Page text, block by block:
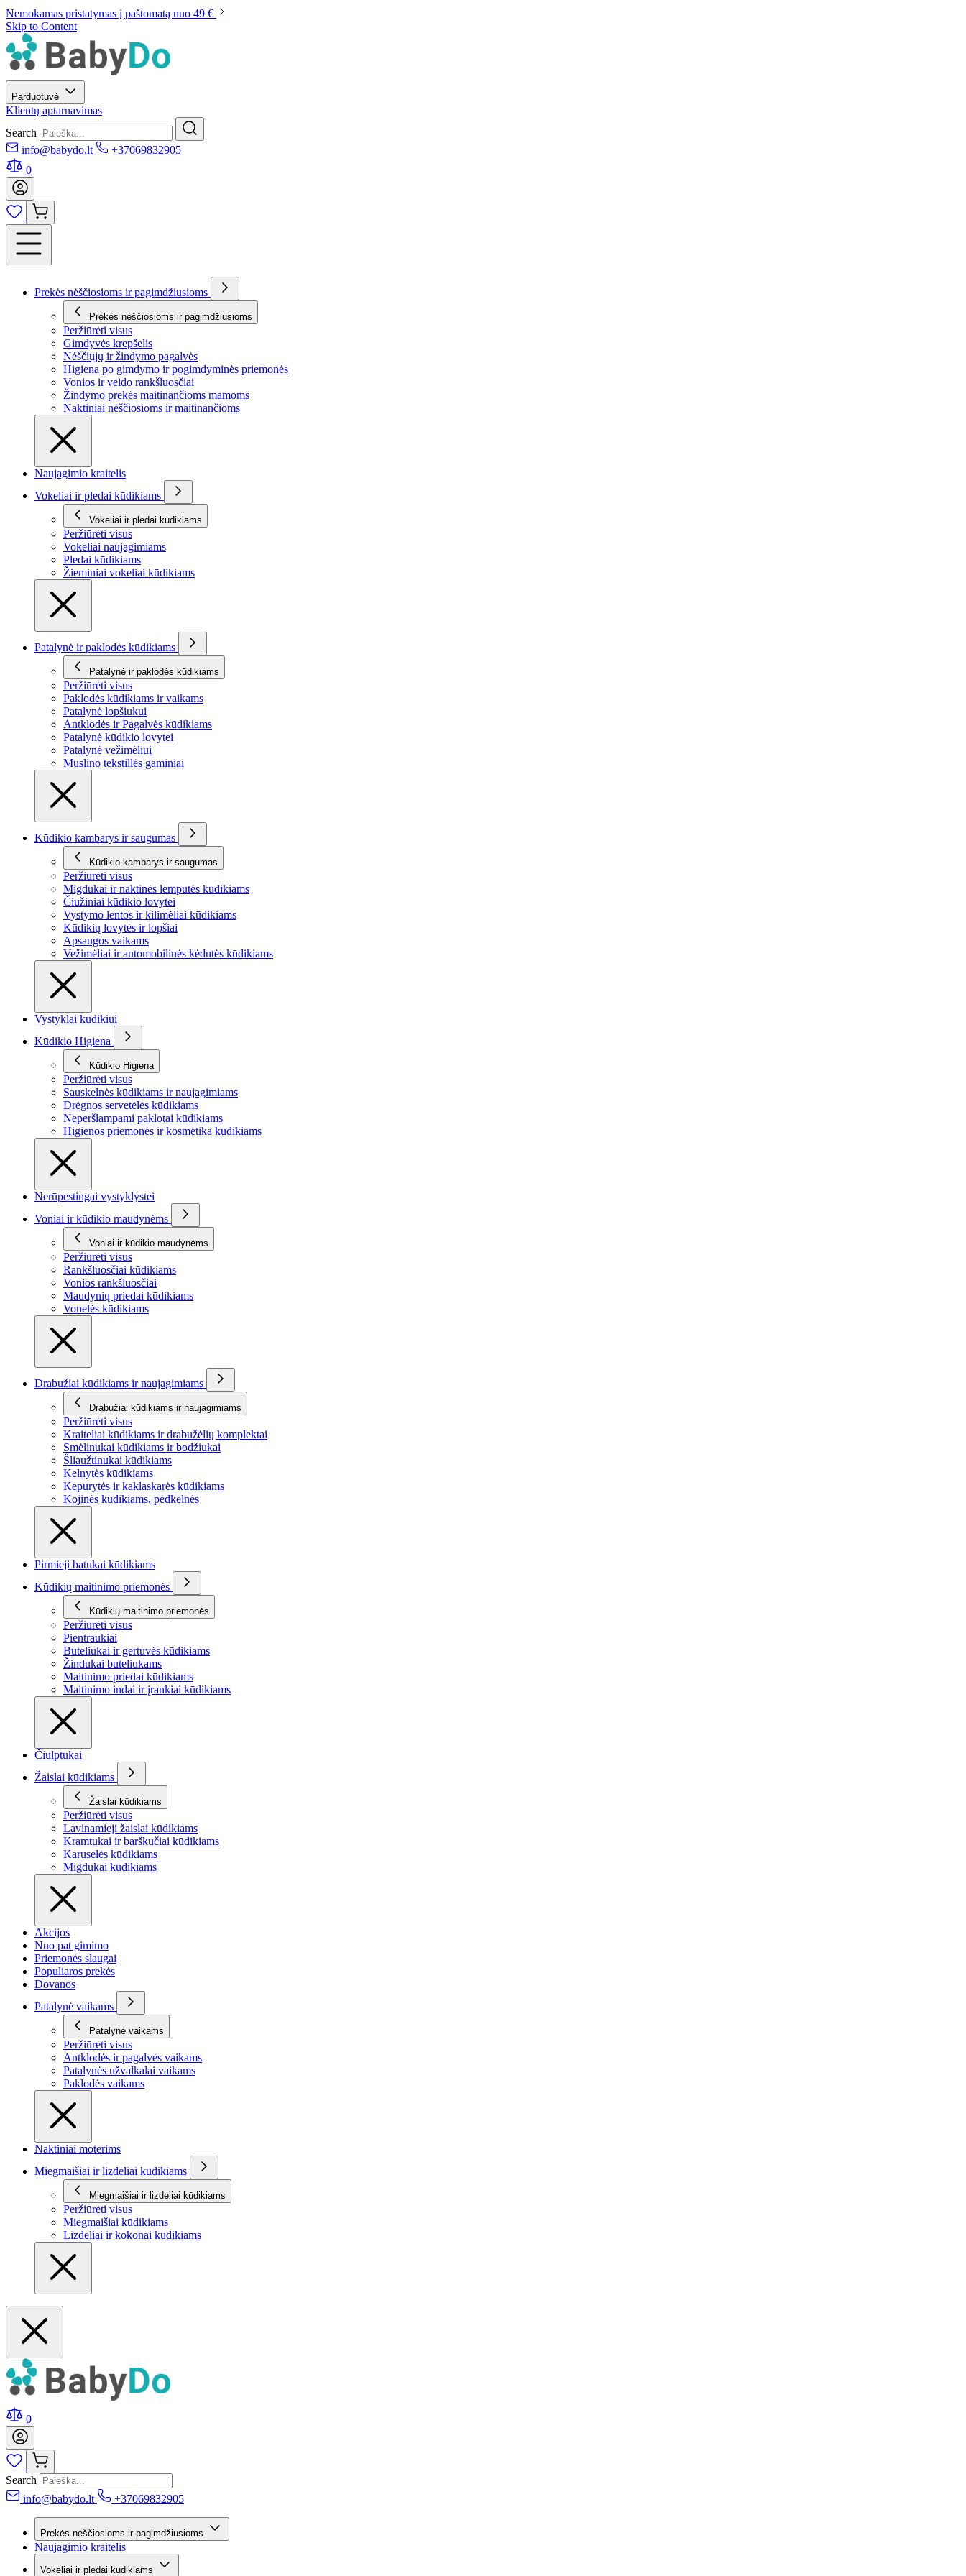
Nemokamas pristatymas į paštomatą nuo 49 €
Skip to Content
Parduotuvė
Klientų aptarnavimas
Search
info@babydo.lt
+37069832905
0
Prekės nėščiosioms ir pagimdžiusioms
Prekės nėščiosioms ir pagimdžiusioms
Peržiūrėti visus
Gimdyvės krepšelis
Nėščiųjų ir žindymo pagalvės
Higiena po gimdymo ir pogimdyminės priemonės
Vonios ir veido rankšluosčiai
Žindymo prekės maitinančioms mamoms
Naktiniai nėščiosioms ir maitinančioms
Naujagimio kraitelis
Vokeliai ir pledai kūdikiams
Vokeliai ir pledai kūdikiams
Peržiūrėti visus
Vokeliai naujagimiams
Pledai kūdikiams
Žieminiai vokeliai kūdikiams
Patalynė ir paklodės kūdikiams
Patalynė ir paklodės kūdikiams
Peržiūrėti visus
Paklodės kūdikiams ir vaikams
Patalynė lopšiukui
Antklodės ir Pagalvės kūdikiams
Patalynė kūdikio lovytei
Patalynė vežimėliui
Muslino tekstillės gaminiai
Kūdikio kambarys ir saugumas
Kūdikio kambarys ir saugumas
Peržiūrėti visus
Migdukai ir naktinės lemputės kūdikiams
Čiužiniai kūdikio lovytei
Vystymo lentos ir kilimėliai kūdikiams
Kūdikių lovytės ir lopšiai
Apsaugos vaikams
Vežimėliai ir automobilinės kėdutės kūdikiams
Vystyklai kūdikiui
Kūdikio Higiena
Kūdikio Higiena
Peržiūrėti visus
Sauskelnės kūdikiams ir naujagimiams
Drėgnos servetėlės kūdikiams
Neperšlampami paklotai kūdikiams
Higienos priemonės ir kosmetika kūdikiams
Nerūpestingai vystyklystei
Voniai ir kūdikio maudynėms
Voniai ir kūdikio maudynėms
Peržiūrėti visus
Rankšluosčiai kūdikiams
Vonios rankšluosčiai
Maudynių priedai kūdikiams
Vonelės kūdikiams
Drabužiai kūdikiams ir naujagimiams
Drabužiai kūdikiams ir naujagimiams
Peržiūrėti visus
Kraiteliai kūdikiams ir drabužėlių komplektai
Smėlinukai kūdikiams ir bodžiukai
Šliaužtinukai kūdikiams
Kelnytės kūdikiams
Kepurytės ir kaklaskarės kūdikiams
Kojinės kūdikiams, pėdkelnės
Pirmieji batukai kūdikiams
Kūdikių maitinimo priemonės
Kūdikių maitinimo priemonės
Peržiūrėti visus
Pientraukiai
Buteliukai ir gertuvės kūdikiams
Žindukai buteliukams
Maitinimo priedai kūdikiams
Maitinimo indai ir įrankiai kūdikiams
Čiulptukai
Žaislai kūdikiams
Žaislai kūdikiams
Peržiūrėti visus
Lavinamieji žaislai kūdikiams
Kramtukai ir barškučiai kūdikiams
Karuselės kūdikiams
Migdukai kūdikiams
Akcijos
Nuo pat gimimo
Priemonės slaugai
Populiaros prekės
Dovanos
Patalynė vaikams
Patalynė vaikams
Peržiūrėti visus
Antklodės ir pagalvės vaikams
Patalynės užvalkalai vaikams
Paklodės vaikams
Naktiniai moterims
Miegmaišiai ir lizdeliai kūdikiams
Miegmaišiai ir lizdeliai kūdikiams
Peržiūrėti visus
Miegmaišiai kūdikiams
Lizdeliai ir kokonai kūdikiams
0
Search
info@babydo.lt
+37069832905
Prekės nėščiosioms ir pagimdžiusioms
Naujagimio kraitelis
Vokeliai ir pledai kūdikiams